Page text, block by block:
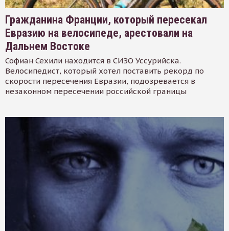
Гражданина Франции, который пересекал
Евразию на велосипеде, арестовали на
Дальнем Востоке
Софиан Сехили находится в СИЗО Уссурийска.
Велосипедист, который хотел поставить рекорд по
скорости пересечения Евразии, подозревается в
незаконном пересечении российской границы